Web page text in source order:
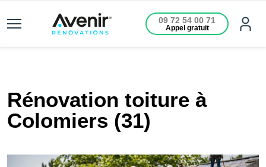
09 72 54 00 71
Appel gratuit
Rénovation toiture à
Colomiers (31)